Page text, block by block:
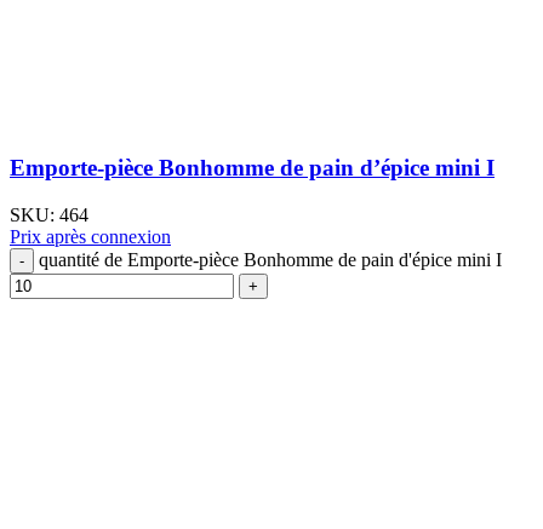
Emporte-pièce Bonhomme de pain d’épice mini I
SKU: 464
Prix après connexion
quantité de Emporte-pièce Bonhomme de pain d'épice mini I